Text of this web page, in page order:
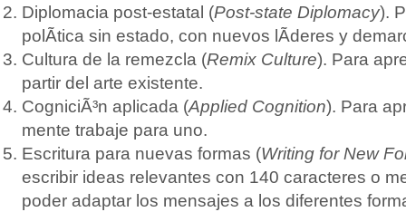
Diplomacia post-estatal (Post-state Diplomacy).
polÃ­tica sin estado, con nuevos lÃ­deres y
Cultura de la remezcla (Remix Culture). Para
partir del arte existente.
CogniciÃ³n aplicada (Applied Cognition). Para
mente trabaje para uno.
Escritura para nuevas formas (Writing for New
escribir ideas relevantes con 140 caracteres o
poder adaptar los mensajes a los diferentes